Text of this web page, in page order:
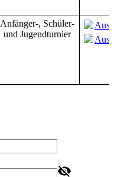
Anfänger-, Schüler-
und Jugendturnier